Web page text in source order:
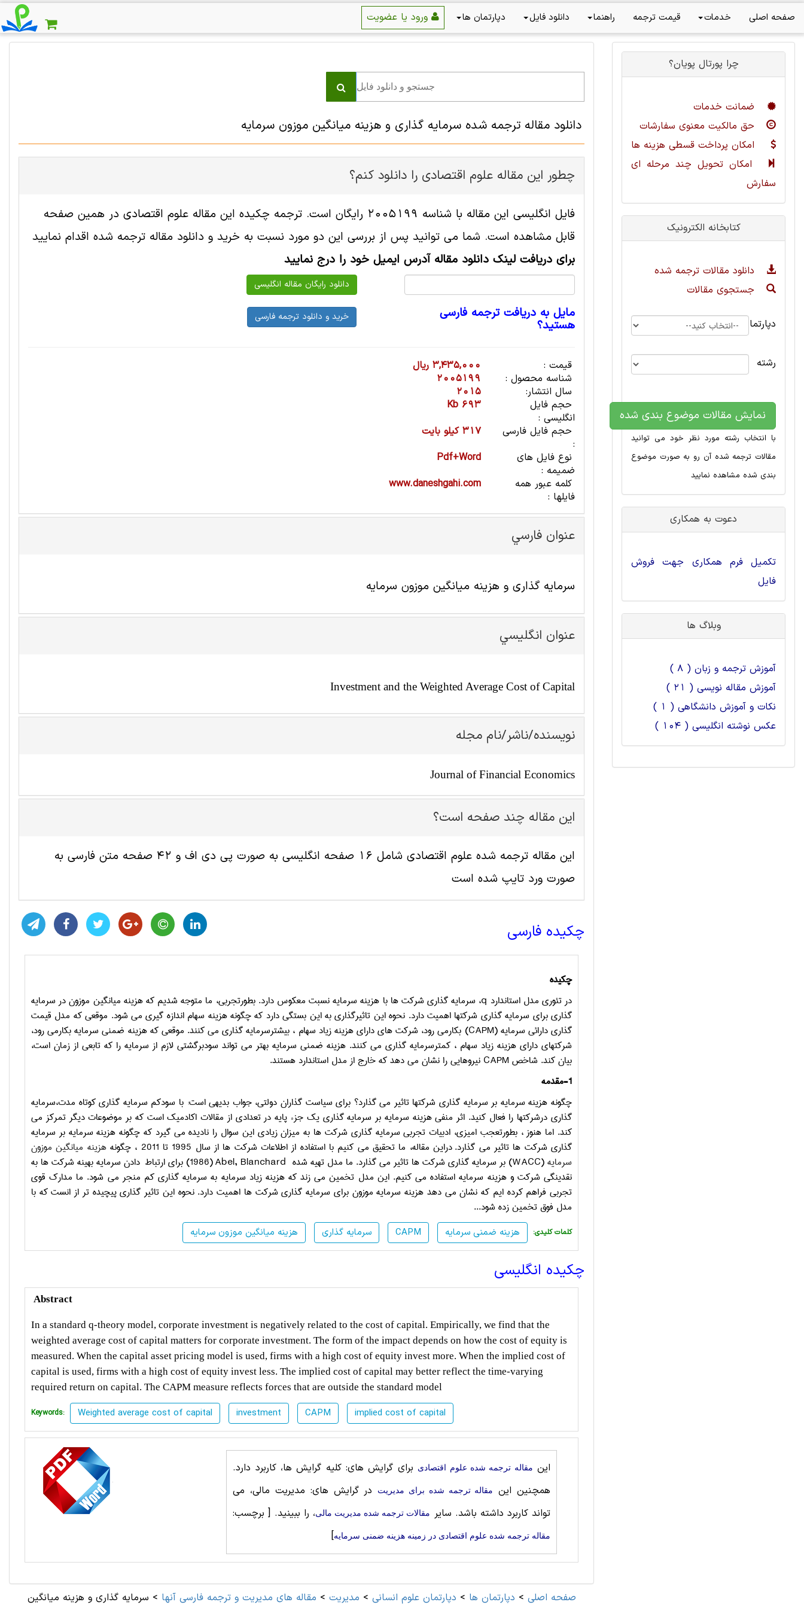
صفحه اصلی خدمات قیمت ترجمه راهنما دانلود فایل دپارتمان ها
دانلود مقاله ترجمه شده سرمایه گذاری و هزینه میانگین موزون سرمایه
چطور این مقاله علوم اقتصادی را دانلود کنم؟
فایل انگلیسی این مقاله با شناسه 2005199 رایگان است. ترجمه چکیده این مقاله علوم اقتصادی در همین صفحه
قابل مشاهده است. شما می توانید پس از بررسی این دو مورد نسبت به خرید و دانلود مقاله ترجمه شده اقدام نمایید
برای دریافت لینک دانلود مقاله آدرس ایمیل خود را درج نمایید
مایل به دریافت ترجمه فارسی
هستید؟
قیمت :
3,435,000 ریال
شناسه محصول :
2005199
سال انتشار:
2015
حجم فایل
انگلیسی :
693 Kb
حجم فایل فارسی
:
317 کیلو بایت
نوع فایل های
ضمیمه :
Pdf+Word
کلمه عبور همه
فایلها :
www.daneshgahi.com
عنوان فارسي
سرمایه گذاری و هزینه میانگین موزون سرمایه
عنوان انگليسي
Investment and the Weighted Average Cost of Capital
نویسنده/ناشر/نام مجله
Journal of Financial Economics
این مقاله چند صفحه است؟
این مقاله ترجمه شده علوم اقتصادی شامل 16 صفحه انگلیسی به صورت پی دی اف و 42 صفحه متن فارسی به
صورت ورد تایپ شده است
چکیده فارسی
چکیده
در تئوری مدل استاندارد q، سرمایه گذاری شرکت ها با هزینه سرمایه نسبت معکوس دارد. بطورتجربی، ما متوجه شدیم که هزینه میانگین موزون در سرمایه
گذاری برای سرمایه گذاری شرکتها اهمیت دارد. نحوه این تاثیرگذاری به این بستگی دارد که چگونه هزینه سهام اندازه گیری می شود. موقعی که مدل قیمت
گذاری دارائی سرمایه (CAPM) بکارمی رود، شرکت های دارای هزینه زیاد سهام ، بیشترسرمایه گذاری می کنند. موقعی که هزینه ضمنی سرمایه بکارمی رود،
شرکتهای دارای هزینه زیاد سهام ، کمترسرمایه گذاری می کنند. هزینه ضمنی سرمایه بهتر می تواند سودبرگشتی لازم از سرمایه را که تابعی از زمان است،
بیان کند. شاخص CAPM نیروهایی را نشان می دهد که خارج از مدل استاندارد هستند.
1-مقدمه
چگونه هزینه سرمایه بر سرمایه گذاری شرکتها تاثیر می گذارد؟ برای سیاست گذاران دولتی، جواب بدیهی است: با سودکم سرمایه گذاری کوتاه مدت،سرمایه
گذاری درشرکتها را فعال کنید. اثر منفی هزینه سرمایه بر سرمایه گذاری یک جزء پایه در تعدادی از مقالات اکادمیک است که بر موضوعات دیگر تمرکز می
کند. اما هنوز ، بطورتعجب امیزی، ادبیات تجربی سرمایه گذاری شرکت ها به میزان زیادی این سوال را نادیده می گیرد که چگونه هزینه سرمایه بر سرمایه
گذاری شرکت ها تاثیر می گذارد.دراین مقاله، ما تحقیق می کنیم با استفاده از اطلاعات شرکت ها از سال 1995 تا 2011 ، چگونه
هزینه میانگین موزون
سرمایه(
WACC) بر سرمایه گذاری شرکت ها تاثیر می گذارد. ما مدل تهیه شده Abel, Blanchard
(
1986) برای ارتباط دادن سرمایه بهینه شرکت ها به
نقدینگی شرکت و هزینه سرمایه استفاده می کنیم. این مدل تخمین می زند که هزینه زیاد سرمایه به سرمایه گذاری کم منجر می شود. ما مدارک قوی
تجربی فراهم کرده ایم که نشان می دهد هزینه سرمایه موزون برای سرمایه گذاری شرکت ها اهمیت دارد. نحوه این تاثیر گذاری پیچیده تر از انست که با
مدل فوق تخمین زده شود...
هزینه میانگین موزون سرمایه سرمایه گذاری CAPM هزینه ضمنی سرمایه :کلمات کلیدی
چکیده انگلیسی
Abstract
In a standard q-theory model, corporate investment is negatively related to the cost of capital. Empirically, we find that the
weighted average cost of capital matters for corporate investment. The form of the impact depends on how the cost of equity is
measured. When the capital asset pricing model is used, firms with a high cost of equity invest more. When the implied cost of
capital is used, firms with a high cost of equity invest less. The implied cost of capital may better reflect the time-varying
required return on capital. The CAPM measure reflects forces that are outside the standard model
Keywords: Weighted average cost of capital investment CAPM implied cost of capital
این مقاله ترجمه شده علوم اقتصادی برای گرایش های: کلیه گرایش ها، کاربرد دارد.
همچنین این
مقاله ترجمه شده برای مديريت
در گرایش های: مدیریت مالی، می
تواند کاربرد داشته باشد. سایر مقالات ترجمه شده مدیریت مالی، را ببینید. [ برچسب:
مقاله ترجمه شده علوم اقتصادی در زمینه هزینه ضمنی سرمایه]
صفحه اصلی > دپارتمان ها > دپارتمان علوم انسانی > مديريت > مقاله های مديريت و ترجمه فارسی آنها > سرمایه گذاری و هزینه میانگین
چرا پورتال پویان؟
ضمانت خدمات
حق مالکیت معنوی سفارشات
امکان پرداخت قسطی هزینه ها
امکان تحویل چند مرحله ای
سفارش
کتابخانه الکترونیک
دانلود مقالات ترجمه شده
جستجوی مقالات
دپارتمان
رشته
نمایش مقالات موضوع بندی شده
با انتخاب رشته مورد نظر خود می توانید
مقالات ترجمه شده آن رو به صورت موضوع
بندی شده مشاهده نمایید
دعوت به همکاری
تکمیل فرم همکاری جهت فروش
فایل
وبلاگ ها
آموزش ترجمه و زبان ( 8 )
آموزش مقاله نویسی ( 21 )
نکات و آموزش دانشگاهی ( 1 )
عکس نوشته انگلیسی ( 104 )